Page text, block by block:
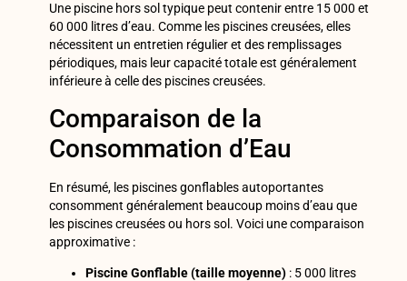
Une piscine hors sol typique peut contenir entre 15 000 et
60 000 litres d’eau. Comme les piscines creusées, elles
nécessitent un entretien régulier et des remplissages
périodiques, mais leur capacité totale est généralement
inférieure à celle des piscines creusées.
Comparaison de la
Consommation d’Eau
En résumé, les piscines gonflables autoportantes
consomment généralement beaucoup moins d’eau que
les piscines creusées ou hors sol. Voici une comparaison
approximative :
Piscine Gonflable (taille moyenne): 5 000 litres